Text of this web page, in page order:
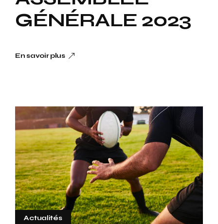
GÉNÉRALE 2023
En savoir plus
Actualités